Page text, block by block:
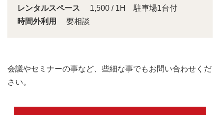
レンタルスペース
1,500 / 1H 駐車場1台付
時間外利用
要相談
会議やセミナーの事など、些細な事でもお問い合わせくだ
さい。